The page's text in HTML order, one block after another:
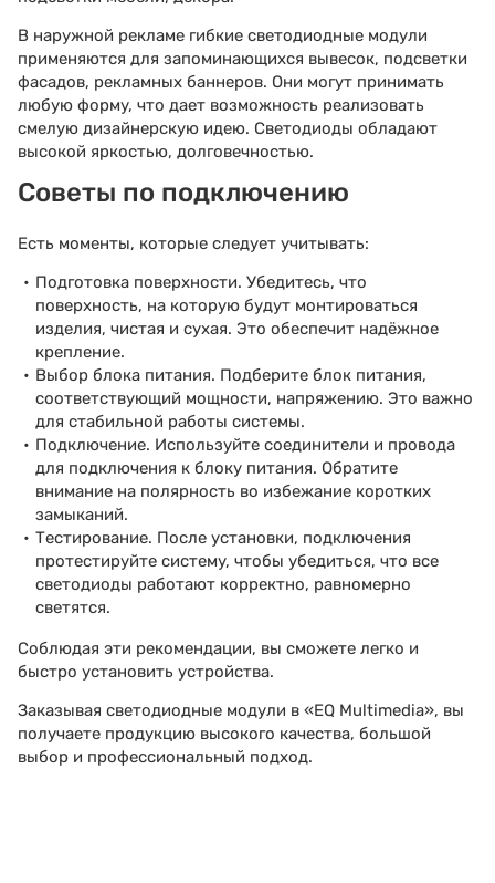
В наружной рекламе гибкие светодиодные модули
применяются для запоминающихся вывесок, подсветки
фасадов, рекламных баннеров. Они могут принимать
любую форму, что дает возможность реализовать
смелую дизайнерскую идею. Светодиоды обладают
высокой яркостью, долговечностью.
Советы по подключению
Есть моменты, которые следует учитывать:
Подготовка поверхности. Убедитесь, что
поверхность, на которую будут монтироваться
изделия, чистая и сухая. Это обеспечит надёжное
крепление.
Выбор блока питания. Подберите блок питания,
соответствующий мощности, напряжению. Это важно
для стабильной работы системы.
Подключение. Используйте соединители и провода
для подключения к блоку питания. Обратите
внимание на полярность во избежание коротких
замыканий.
Тестирование. После установки, подключения
протестируйте систему, чтобы убедиться, что все
светодиоды работают корректно, равномерно
светятся.
Соблюдая эти рекомендации, вы сможете легко и
быстро установить устройства.
Заказывая светодиодные модули в «EQ Multimedia», вы
получаете продукцию высокого качества, большой
выбор и профессиональный подход.